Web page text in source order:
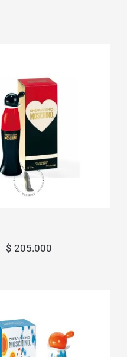
Cheap & Chic
$ 205.000